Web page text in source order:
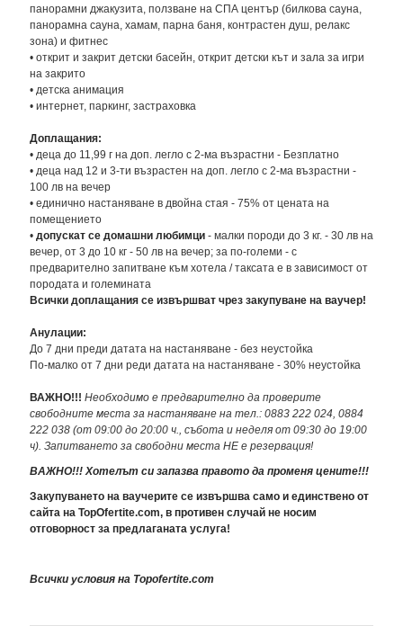
панорамни джакузита, ползване на СПА център (билкова сауна,
панорамна сауна, хамам, парна баня, контрастен душ, релакс
зона) и фитнес
• открит и закрит детски басейн, открит детски кът и зала за игри
на закрито
• детска анимация
• интернет, паркинг, застраховка
Доплащания:
• деца до 11,99 г на доп. легло с 2-ма възрастни - Безплатно
• деца над 12 и 3-ти възрастен на доп. легло с 2-ма възрастни -
100 лв на вечер
• единично настаняване в двойна стая - 75% от цената на
помещението
• допускат се домашни любимци- малки породи до 3 кг. - 30 лв на
вечер, от 3 до 10 кг - 50 лв на вечер; за по-големи - с
предварително запитване към хотела / таксата е в зависимост от
породата и големината
Всички доплащания се извършват чрез закупуване на ваучер!
Анулации:
До 7 дни преди датата на настаняване - без неустойка
По-малко от 7 дни реди датата на настаняване - 30% неустойка
ВАЖНО!!! Необходимо е предварително да проверите
свободните места за настаняване на тел.: 0883 222 024, 0884
222 038 (от 09:00 до 20:00 ч., събота и неделя от 09:30 до 19:00
ч). Запитването за свободни места НЕ е резервация!
ВАЖНО!!! Хотелът си запазва правото да променя цените!!!
Закупуването на ваучерите се извършва само и единствено от
сайта на TopOfertite.com, в противен случай не носим
отговорност за предлаганата услуга!
Всички условия на Тopofertite.com